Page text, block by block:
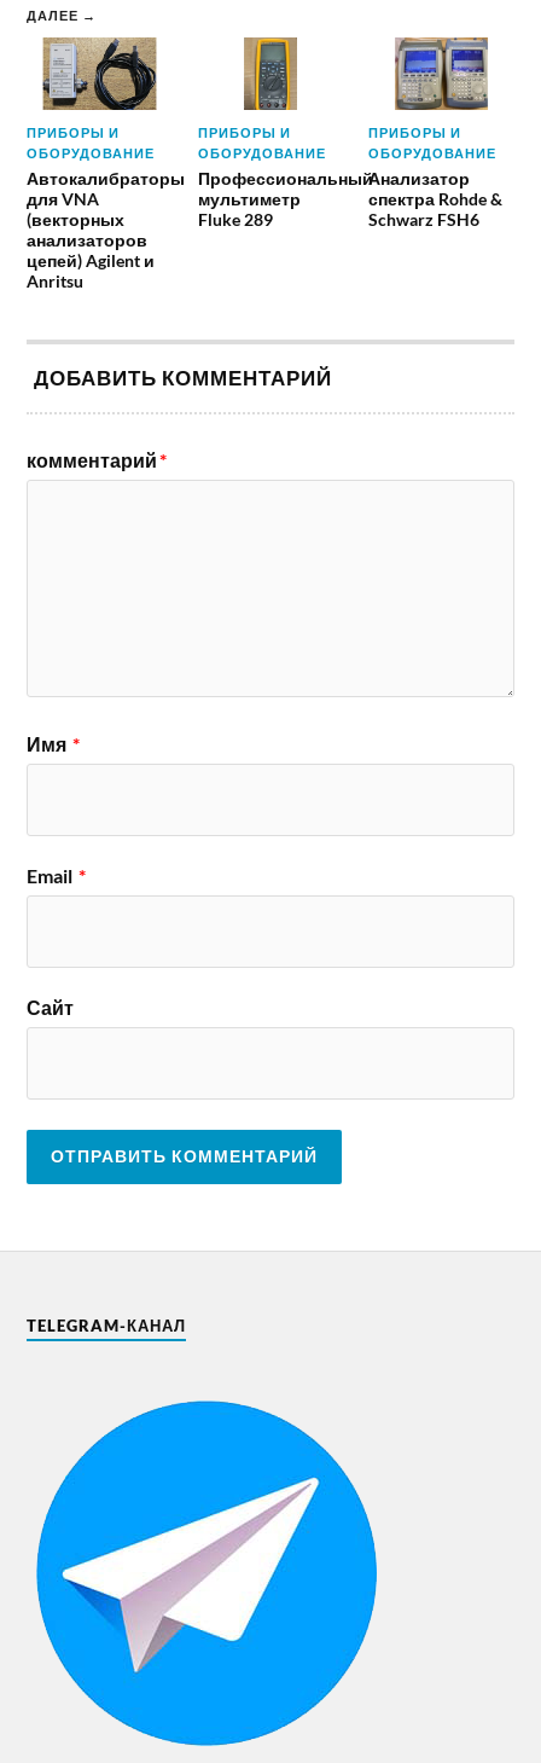
ДАЛЕЕ →
ПРИБОРЫ И
ОБОРУДОВАНИЕ
Автокалибраторы
для VNA
(векторных
анализаторов
цепей) Agilent и
Anritsu
ПРИБОРЫ И
ОБОРУДОВАНИЕ
Профессиональный
мультиметр
Fluke 289
ПРИБОРЫ И
ОБОРУДОВАНИЕ
Анализатор
спектра Rohde &
Schwarz FSH6
ДОБАВИТЬ КОММЕНТАРИЙ
комментарий*
Имя *
Email *
Сайт
TELEGRAM-КАНАЛ